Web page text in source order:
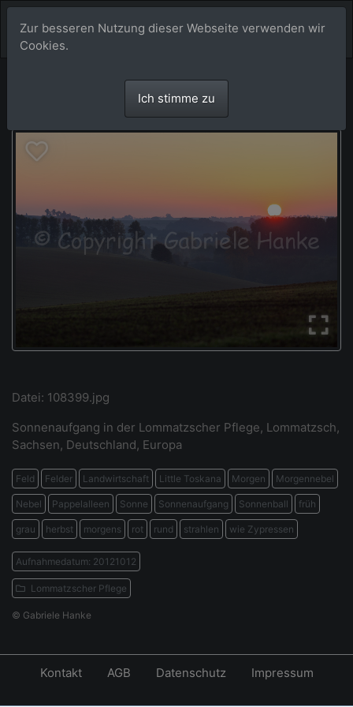
Datei: 108399.jpg
Sonnenaufgang in der Lommatzscher Pflege, Lommatzsch,
Sachsen, Deutschland, Europa
Feld Felder Landwirtschaft Little Toskana Morgen Morgennebel
Nebel Pappelalleen Sonne Sonnenaufgang Sonnenball früh
grau herbst morgens rot rund strahlen wie Zypressen
Aufnahmedatum: 20121012
Lommatzscher Pflege
© Gabriele Hanke
Zur besseren Nutzung dieser Webseite verwenden wir
Cookies.
Ich stimme zu
Kontakt AGB Datenschutz Impressum